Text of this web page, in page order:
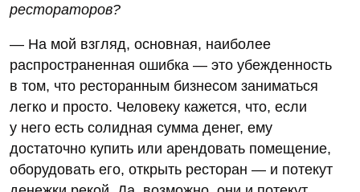
рестораторов?
— На мой взгляд, основная, наиболее
распространенная ошибка — это убежденность
в том, что ресторанным бизнесом заниматься
легко и просто. Человеку кажется, что, если
у него есть солидная сумма денег, ему
достаточно купить или арендовать помещение,
оборудовать его, открыть ресторан — и потекут